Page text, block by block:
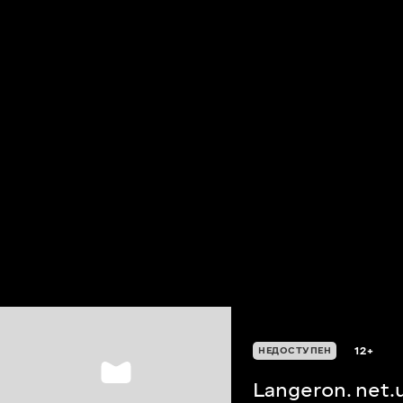
НЕДОСТУПЕН 12+
Langeron.